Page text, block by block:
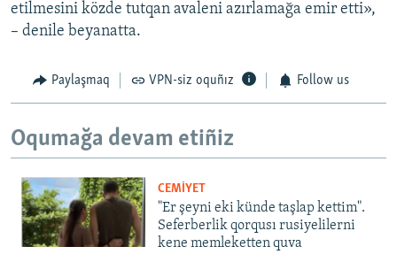
etilmesini közde tutqan avaleni azırlamağa emir etti»,
– denile beyanatta.
Paylaşmaq VPN-siz oquñız Follow us
Oqumağa devam etiñiz
CEMİYET
"Er şeyni eki künde taşlap kettim".
Seferberlik qorqusı rusiyelilerni
kene memleketten quva